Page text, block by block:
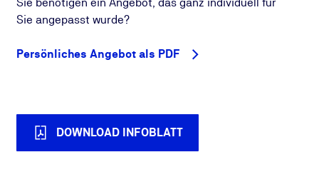
Sie angepasst wurde?
Persönliches Angebot als PDF
DOWNLOAD INFOBLATT